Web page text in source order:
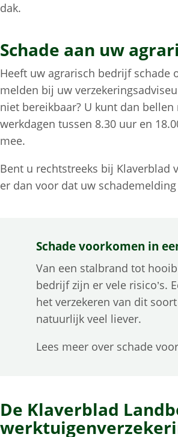
dak.
Schade aan uw
Heeft uw agrarisch bedrijf schade
melden bij uw
niet bereikbaar? U kunt dan
werkdagen tussen 8.30 uur en
mee.
Bent u rechtstreeks bij Klaverblad
er dan voor dat uw
Schade voorkomen in
Van een stalbrand tot
bedrijf zijn er vele risico’s.
het verzekeren van dit
natuurlijk veel liever.
Lees meer over schade
De Klaverblad